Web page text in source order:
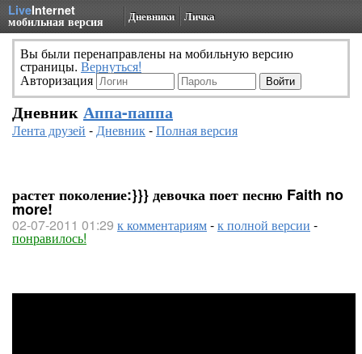
LiveInternet
мобильная версия Дневники Личка
Вы были перенаправлены на мобильную версию
страницы. Вернуться!
Авторизация
Дневник Аппа-паппа
Лента друзей -Дневник-Полная версия
растет поколение:}}} девочка поет песню Faith no
more!
02-07-2011 01:29 к комментариям-к полной версии -
понравилось!